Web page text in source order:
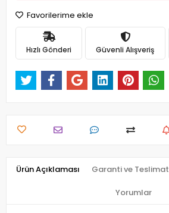
Favorilerime ekle
Hızlı Gönderi Güvenli Alışveriş
Ürün Açıklaması Garanti ve Teslimat
Yorumlar